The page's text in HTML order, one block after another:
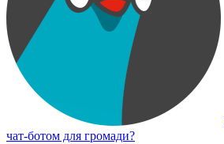
чат-ботом для громади?